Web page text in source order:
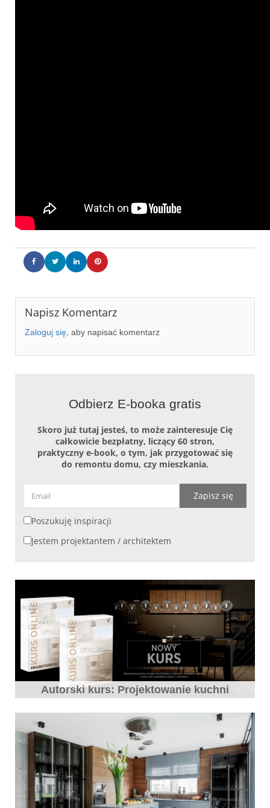
Napisz Komentarz
Zaloguj się, aby napisać komentarz
Odbierz E-booka gratis
Skoro już tutaj jesteś, to może zainteresuje Cię
całkowicie bezpłatny, liczący 60 stron,
praktyczny e-book, o tym, jak przygotować się
do remontu domu, czy mieszkania.
Zapisz się
Poszukuję inspiracji
Jestem projektantem / architektem
Autorski kurs: Projektowanie kuchni